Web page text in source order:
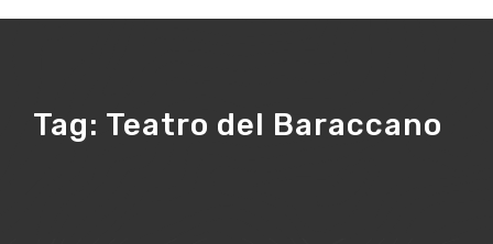
Tag: Teatro del Baraccano